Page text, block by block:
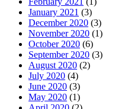
January 2021 (3)
December 2020 (3)
November 2020 (1)
October 2020 (6)
September 2020 (3)
August 2020 (2)
July 2020 (4)
June 2020 (3)
May 2020 (1)